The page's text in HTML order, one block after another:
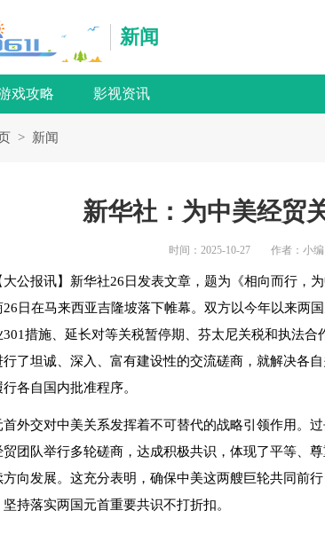
新闻
戏攻略 影视资讯
> 新闻
新华社：为中美经贸
时间：2025-10-27 作者：小编
报讯】新华社26日发表文章，题为《相向而行，为
26日在马来西亚吉隆坡落下帷幕。双方以今年以来两
措施、延长对等关税暂停期、芬太尼关税和执法
行了坦诚、深入、富有建设性的交流磋商，就解决各
各自国内批准程序。
交对中美关系发挥着不可替代的战略引领作用。过
团队举行多轮磋商，达成积极共识，体现了平等、
方向发展。这充分表明，确保中美这两艘巨轮共同前
持落实两国元首重要共识不打折扣。